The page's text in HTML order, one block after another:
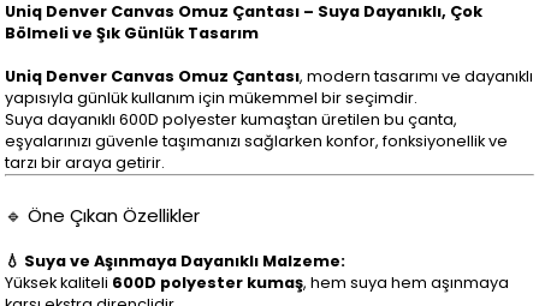
Uniq Denver Canvas Omuz Çantası – Suya Dayanıklı, Çok
Bölmeli ve Şık Günlük Tasarım
Uniq Denver Canvas Omuz Çantası, modern tasarımı ve dayanıklı
yapısıyla günlük kullanım için mükemmel bir seçimdir.
Suya dayanıklı 600D polyester kumaştan üretilen bu çanta,
eşyalarınızı güvenle taşımanızı sağlarken konfor, fonksiyonellik ve
tarzı bir araya getirir.
🔹 Öne Çıkan Özellikler
💧 Suya ve Aşınmaya Dayanıklı Malzeme:
Yüksek kaliteli 600D polyester kumaş, hem suya hem aşınmaya